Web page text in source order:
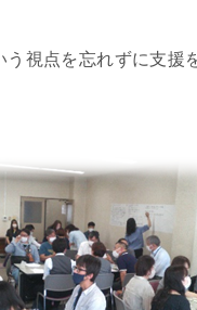
う視点を忘れずに支援